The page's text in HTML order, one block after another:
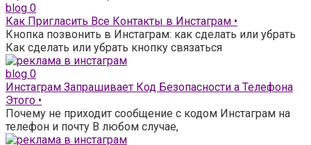
blog 0
Как Пригласить Все Контакты в Инстаграм •
Кнопка позвонить в Инстаграм: как сделать или убрать
Как сделать или убрать кнопку связаться
blog 0
Инстаграм Запрашивает Код Безопасности а Телефона
Этого •
Почему не приходит сообщение с кодом Инстаграм на
телефон и почту В любом случае,